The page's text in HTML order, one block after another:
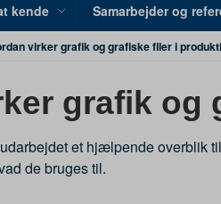
kende Samarbejder og
virker grafik og grafiske filer i
grafik og
et hjælpende overblik
de bruges til.